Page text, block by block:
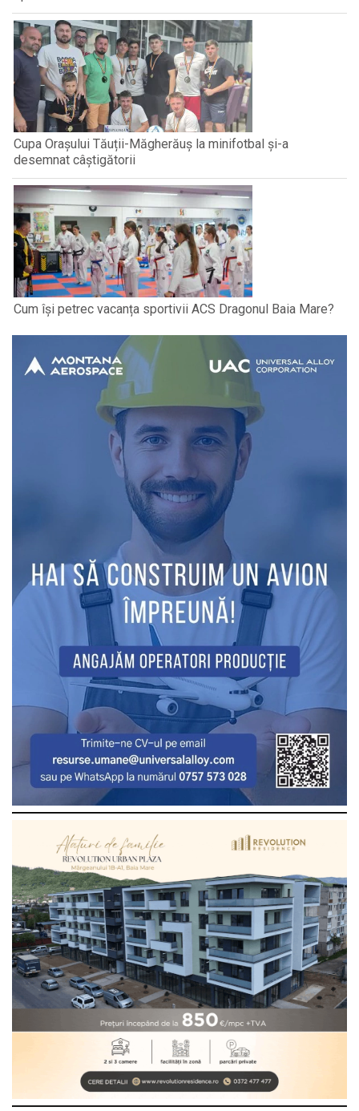
Cupa Orașului Tăuții-Măgherăuș la minifotbal și-a
desemnat câștigătorii
Cum își petrec vacanța sportivii ACS Dragonul Baia Mare?